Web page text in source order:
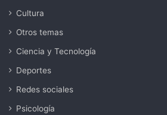
Cultura
Otros temas
Ciencia y Tecnología
Deportes
Redes sociales
Psicología